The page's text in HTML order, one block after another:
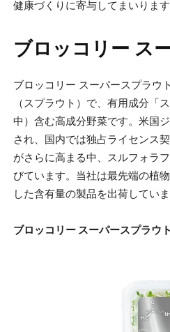
健康づくりに寄与してまいります
ブロッコリー ス
ブロッコリー スーパースプラウ
（スプラウト）で、有用成分
中）含む高成分野菜です。米国
され、国内では独占ライセンス
がさらに高まる中、スルフォラ
びています。当社は最先端の植
した含有量の製品を出荷していま
ブロッコリー スーパースプラウ